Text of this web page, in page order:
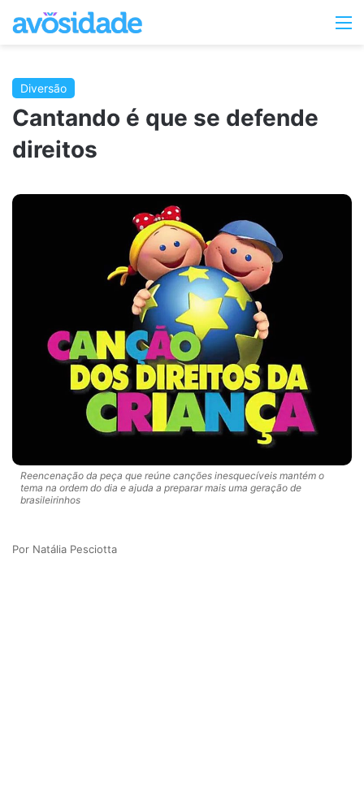
Switch
Diversão
Cantando é que se defende
direitos
Reencenação da peça que reúne canções inesquecíveis mantém o
tema na ordem do dia e ajuda a preparar mais uma geração de
brasileirinhos
Natália Pesciotta